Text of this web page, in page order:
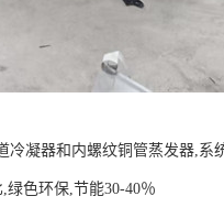
凝器和内螺纹铜管蒸发器,
色环保,节能30-40％